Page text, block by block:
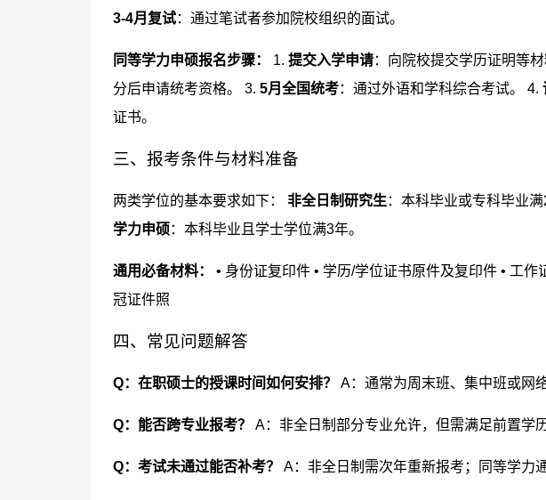
3-4月复试：通过笔试者参加院校组织的面试。
同等学力申硕报名步骤： 1. 提交入学申请：向院校提交学历证明等
分后申请统考资格。 3. 5月全国统考：通过外语和学科综合考试。 4.
证书。
三、报考条件与材料准备
两类学位的基本要求如下： 非全日制研究生 ：本科毕业或专科毕业
学力申硕 ：本科毕业且学士学位满3年。
通用必备材料：
• 身份证复印件 • 学历/学位证书原件及复印件 • 工
冠证件照
四、常见问题解答
Q：在职硕士的授课时间如何安排？ A：通常为周末班、集中班或网
Q：能否跨专业报考？ A：非全日制部分专业允许，但需满足前置学
Q：考试未通过能否补考？ A：非全日制需次年重新报考；同等学力